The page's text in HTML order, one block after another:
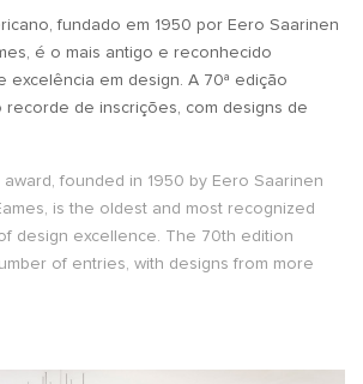
fundado em 1950 por Eero Saarinen
é o mais antigo e reconhecido
excelência em design. A 70ª edição
recorde de inscrições, com designs de
founded in 1950 by Eero Saarinen
is the oldest and most recognized
design excellence. The 70th edition
of entries, with designs from more